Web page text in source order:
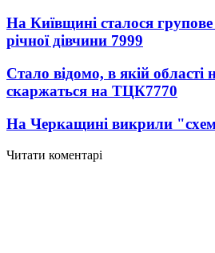
На Київщині сталося
річної дівчини 7999
Стало відомо, в якій області
скаржаться на ТЦК7770
На Черкащині викрили
Читати коментарі